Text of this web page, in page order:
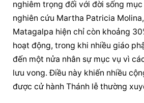
nghiêm trọng đối với đời sống mục
nghiên cứu Martha Patricia
Matagalpa hiện chỉ còn khoảng
hoạt động, trong khi nhiều giáo
đến một nửa nhân sự mục vụ vì
lưu vong. Điều này khiến nhiều
được cử hành Thánh lễ thường